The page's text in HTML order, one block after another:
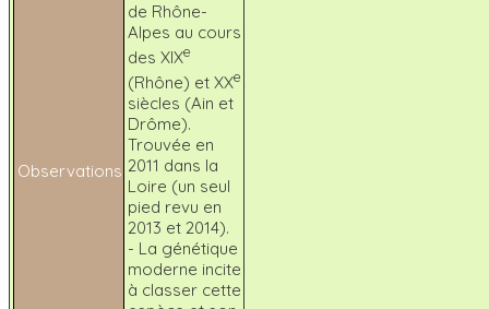
Observations
de Rhône-
Alpes au cours
des XIXe
(Rhône) et XXe
siècles (Ain et
Drôme).
Trouvée en
2011 dans la
Loire (un seul
pied revu en
2013 et 2014).
- La génétique
moderne incite
à classer cette